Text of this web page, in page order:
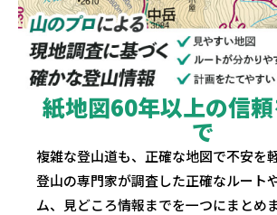
紙地図60年以上の信
で
複雑な登山道も、正確な地図で不安を軽
登山の専門家が調査した正確なルート
ム、見どころ情報までを一つにまとめ